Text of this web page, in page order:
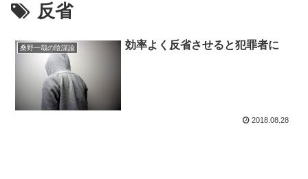
反省
桑野一哉の陰謀論 効率よく反省させると犯罪者に
2018.08.28